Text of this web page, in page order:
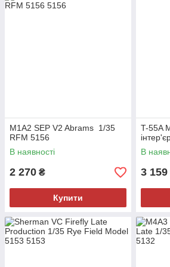
M1A2 SEP V2 Abrams 1/35
RFM 5156
В наявності
2 270 ₴
Купити
T-55A
В
3 159